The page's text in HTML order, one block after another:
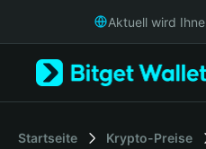
Русский
Italiano
Aktuell wird
Startseite Krypto-Preise